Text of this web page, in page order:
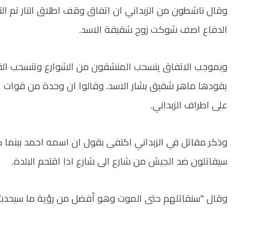
وقال ناشطون من الزبداني ان اتفاق وقف اطلاق النار تم
الدفاع اصف شوكت زوج شقيقة الاسد.
وبموجب الاتفاق ينسحب المنشقون من الشوارع وتنسحب
يقودها ماهر شقيق بشار الاسد. وقالوا ان وحدة من
على اطراف الزبداني.
وذكر مقاتل في الزبداني اكتفى بقول ان اسمه احمد
سيقاتلون ضد الجيش من شارع الى شارع اذا اقتحم البلدة.
وقال "سنقاتلهم حتى الموت وهو أفضل من رؤية ما سيحدث